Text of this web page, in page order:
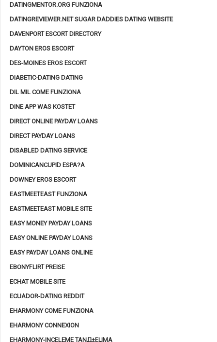
DATINGMENTOR.ORG FUNZIONA
DATINGREVIEWER.NET SUGAR DADDIES DATING WEBSITE
DAVENPORT ESCORT DIRECTORY
DAYTON EROS ESCORT
DES-MOINES EROS ESCORT
DIABETIC-DATING DATING
DIL MIL COME FUNZIONA
DINE APP WAS KOSTET
DIRECT ONLINE PAYDAY LOANS
DIRECT PAYDAY LOANS
DISABLED DATING SERVICE
DOMINICANCUPID ESPA?A
DOWNEY EROS ESCORT
EASTMEETEAST FUNZIONA
EASTMEETEAST MOBILE SITE
EASY MONEY PAYDAY LOANS
EASY ONLINE PAYDAY LOANS
EASY PAYDAY LOANS ONLINE
EBONYFLIRT PREISE
ECHAT MOBILE SITE
ECUADOR-DATING REDDIT
EHARMONY COME FUNZIONA
EHARMONY CONNEXION
EHARMONY-INCELEME TANД±ЕЏMA